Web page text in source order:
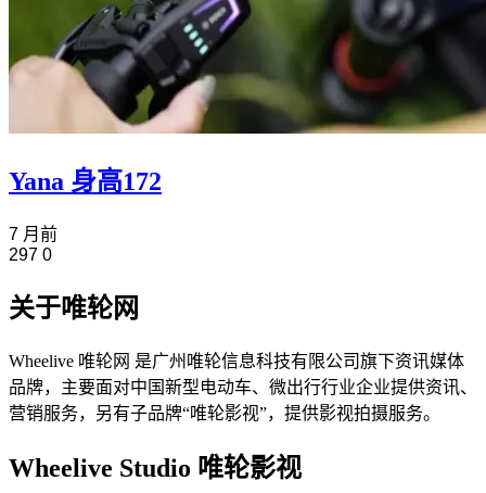
Yana 身高172
7 月前
297 0
关于唯轮网
Wheelive 唯轮网 是广州唯轮信息科技有限公司旗下资讯媒体
品牌，主要面对中国新型电动车、微出行行业企业提供资讯、
营销服务，另有子品牌“唯轮影视”，提供影视拍摄服务。
Wheelive Studio 唯轮影视